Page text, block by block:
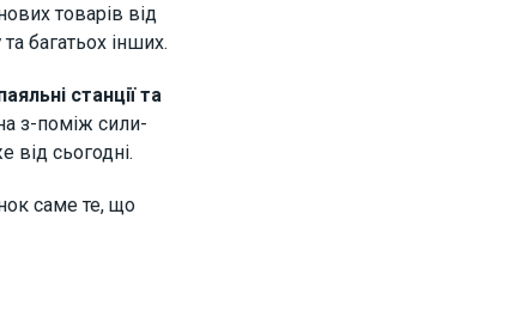
товарів від
та багатьох інших.
станції та
з-поміж сили-
сьогодні.
саме те, що